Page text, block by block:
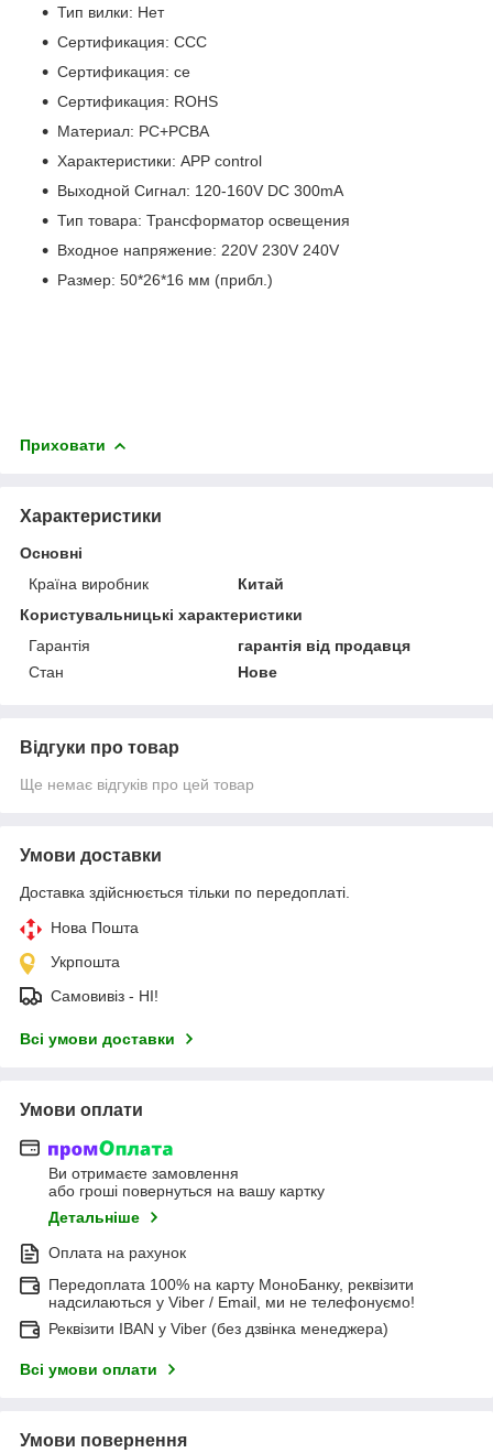
Тип вилки: Нет
Сертификация: CCC
Сертификация: ce
Сертификация: ROHS
Материал: PC+PCBA
Характеристики: APP control
Выходной Сигнал: 120-160V DC 300mA
Тип товара: Трансформатор освещения
Входное напряжение: 220V 230V 240V
Размер: 50*26*16 мм (прибл.)
Приховати
Характеристики
Основні
Країна виробник
Китай
Користувальницькі характеристики
Гарантія
гарантія від продавця
Стан
Нове
Відгуки про товар
Ще немає відгуків про цей товар
Умови доставки
Доставка здійснюється тільки по передоплаті.
Нова Пошта
Укрпошта
Самовивіз - НІ!
Всі умови доставки
Умови оплати
Ви отримаєте замовлення
або гроші повернуться на вашу картку
Детальніше
Оплата на рахунок
Передоплата 100% на карту МоноБанку, реквізити
надсилаються у Viber / Email, ми не телефонуємо!
Реквізити IBAN у Viber (без дзвінка менеджера)
Всі умови оплати
Умови повернення